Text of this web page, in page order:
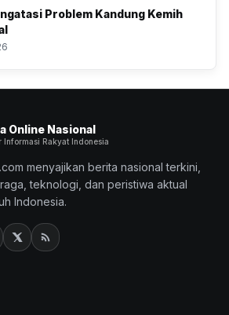
Problem Kandung Kemih
Online Nasional
Informasi Rakyat Indonesia
menyajikan berita nasional terkini,
teknologi, dan peristiwa aktual
Indonesia.